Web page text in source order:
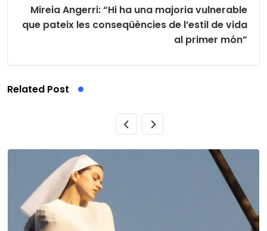
Mireia Angerri: “Hi ha una majoria vulnerable
que pateix les conseqüències de l’estil de vida
al primer món”
Related Post